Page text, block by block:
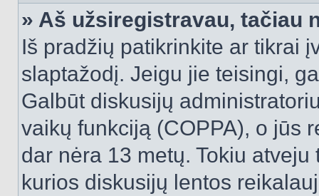
» Aš užsiregistravau, tačiau
Iš pradžių patikrinkite ar tikrai
slaptažodį. Jeigu jie teisingi,
Galbūt diskusijų
vaikų funkciją (COPPA), o jūs
dar nėra 13 metų. Tokiu
kurios diskusijų lentos